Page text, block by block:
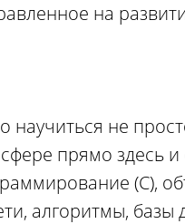
на
не
прямо здесь
(С),
алгоритмы, базы